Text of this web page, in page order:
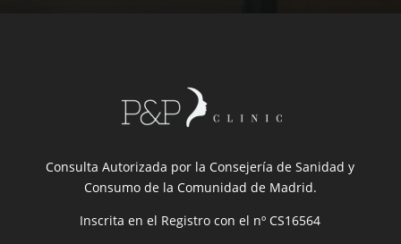
Consulta Autorizada por la Consejería de Sanidad y
Consumo de la Comunidad de Madrid.
Inscrita en el Registro con el nº CS16564